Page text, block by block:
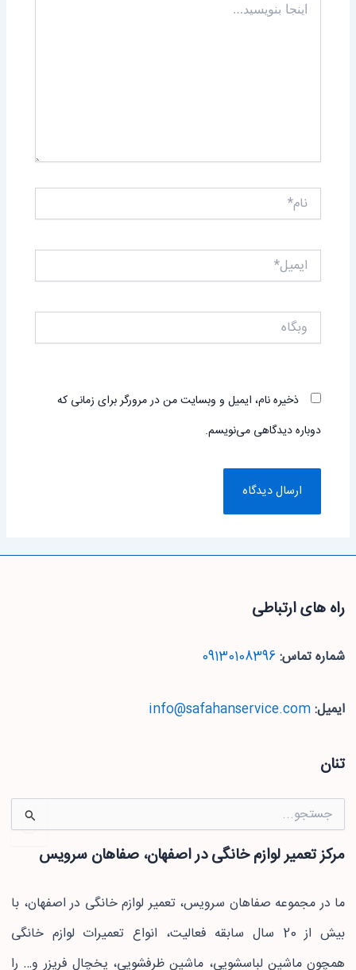
نام*
ایمیل*
وبگاه
ذخیره نام، ایمیل و وبسایت من در مرورگر برای زمانی که
دوباره دیدگاهی می‌نویسم.
راه های ارتباطی
شماره تماس:09130108396
ایمیل:info@safahanservice.com
تنان
جستجو
برای:
مرکز تعمیر لوازم خانگی در اصفهان، صفاهان سرویس
ما در مجموعه صفاهان سرویس، تعمیر لوازم خانگی در اصفهان، با
بیش از 20 سال سابقه فعالیت، انواع تعمیرات لوازم خانگی
همچون ماشین لباسشویی، ماشین ظرفشویی، یخچال فریزر و… را